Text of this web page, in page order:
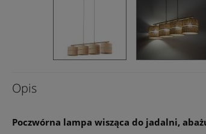
Opis
Poczwórna lampa wisząca do jadalni,